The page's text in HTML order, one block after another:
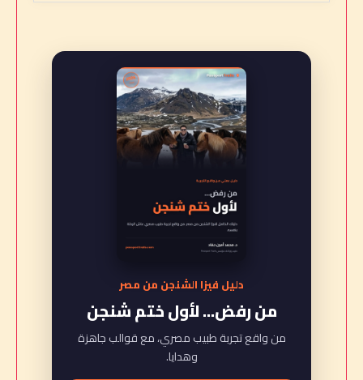
دليل فيزا الشنجن من مصر
من رفض... لأول ختم شنجن
من واقع تجربة طبيب مصري، مع قوالب جاهزة
وهدايا.